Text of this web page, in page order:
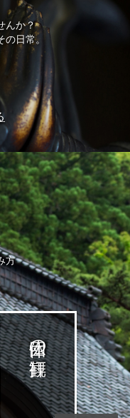
んか？
日常。
方
団体の拝観